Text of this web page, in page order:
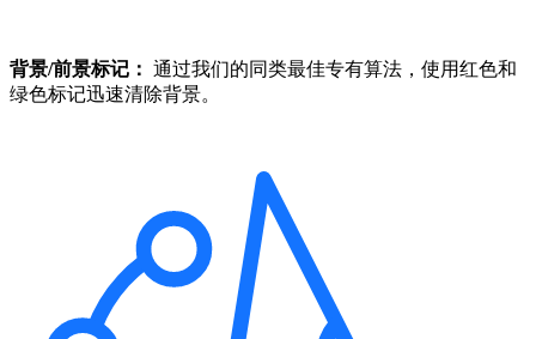
背景/前景标记： 通过我们的同类最佳专有算法，使用红色和
绿色标记迅速清除背景。